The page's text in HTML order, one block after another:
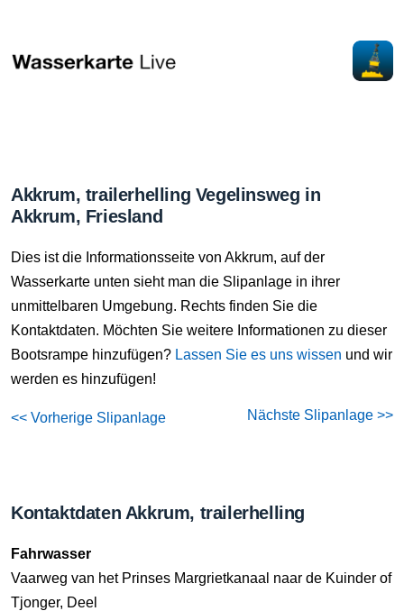
Akkrum, trailerhelling Vegelinsweg in
Akkrum, Friesland
Dies ist die Informationsseite von Akkrum, auf der
Wasserkarte unten sieht man die Slipanlage in ihrer
unmittelbaren Umgebung. Rechts finden Sie die
Kontaktdaten. Möchten Sie weitere Informationen zu dieser
Bootsrampe hinzufügen? Lassen Sie es uns wissen und wir
werden es hinzufügen!
<< Vorherige Slipanlage Nächste Slipanlage >>
Kontaktdaten Akkrum, trailerhelling
Fahrwasser
Vaarweg van het Prinses Margrietkanaal naar de Kuinder of
Tjonger, Deel